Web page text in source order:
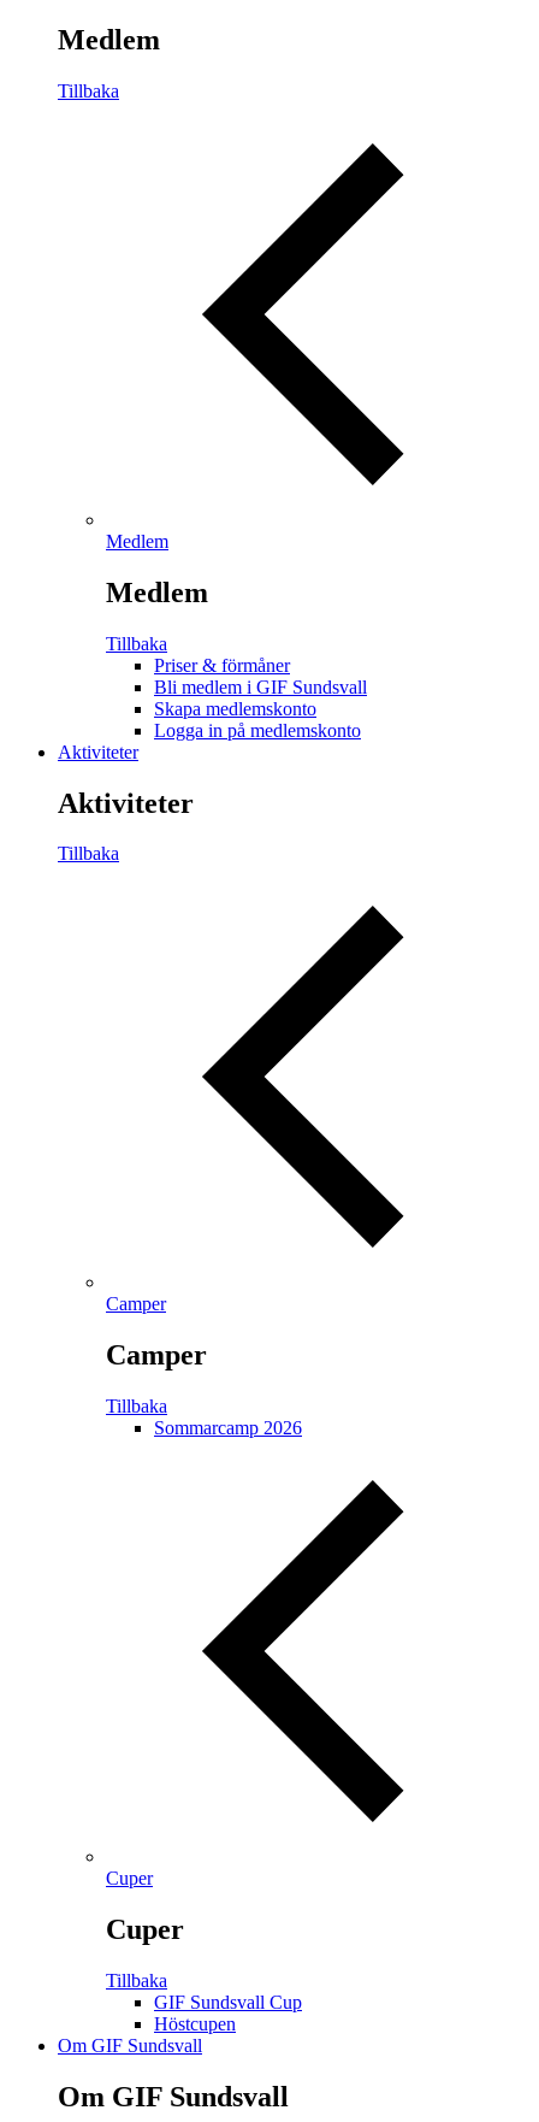
Medlem
Tillbaka
Medlem
Medlem
Tillbaka
Priser & förmåner
Bli medlem i GIF Sundsvall
Skapa medlemskonto
Logga in på medlemskonto
Aktiviteter
Aktiviteter
Tillbaka
Camper
Camper
Tillbaka
Sommarcamp 2026
Cuper
Cuper
Tillbaka
GIF Sundsvall Cup
Höstcupen
Om GIF Sundsvall
Om GIF Sundsvall